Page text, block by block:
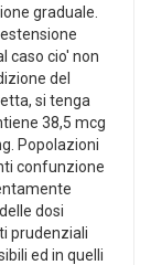
graduale.
caso cio' non
del
si tenga
38,5 mcg
Popolazioni
confunzione
dosi
prudenziali
ed in quelli